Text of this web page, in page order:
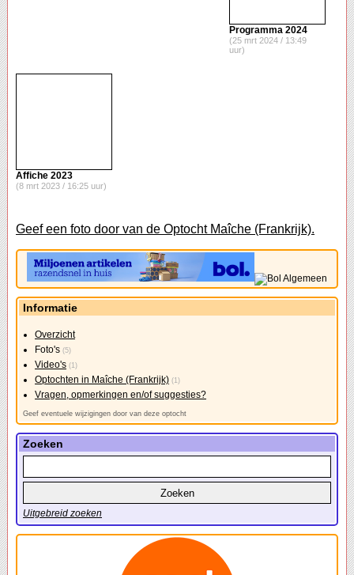
Programma 2024
(25 mrt 2024 / 13:49
uur)
Affiche 2023
(8 mrt 2023 / 16:25 uur)
Geef een foto door van de Optocht Maîche (Frankrijk).
Informatie
Overzicht
Foto's (5)
Video's (1)
Optochten in Maîche (Frankrijk) (1)
Vragen, opmerkingen en/of suggesties?
Geef eventuele wijzigingen door van deze optocht
Zoeken
Uitgebreid zoeken